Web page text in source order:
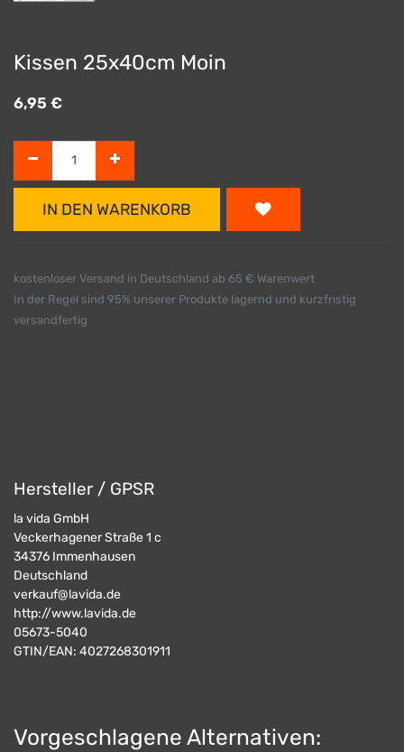
Kissen 25x40cm Moin
6,95 €
IN DEN WARENKORB
kostenloser Versand in Deutschland ab 65 € Warenwert
In der Regel sind 95% unserer Produkte lagernd und kurzfristig
versandfertig
Hersteller / GPSR
la vida GmbH
Veckerhagener Straße 1 c
34376 Immenhausen
Deutschland
verkauf@lavida.de
http://www.lavida.de
05673-5040
GTIN/EAN: 4027268301911
Vorgeschlagene Alternativen: